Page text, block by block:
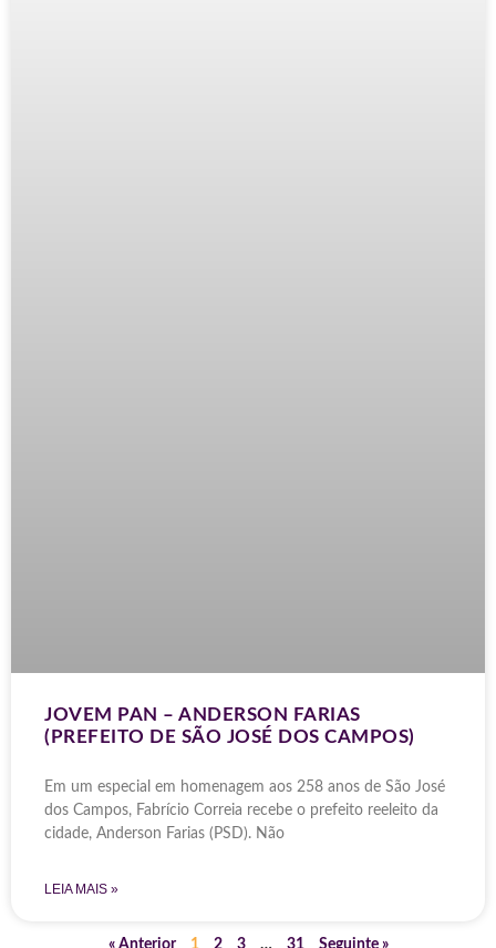
JOVEM PAN – ANDERSON FARIAS
(PREFEITO DE SÃO JOSÉ DOS CAMPOS)
Em um especial em homenagem aos 258 anos de São José
dos Campos, Fabrício Correia recebe o prefeito reeleito da
cidade, Anderson Farias (PSD). Não
LEIA MAIS »